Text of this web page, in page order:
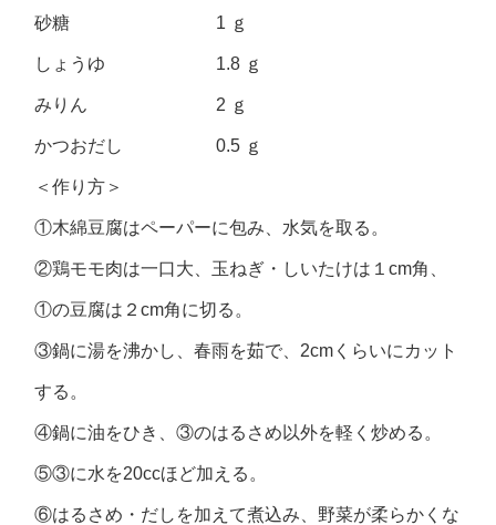
砂糖 1 ｇ
しょうゆ 1.8 ｇ
みりん 2 ｇ
かつおだし 0.5 ｇ
＜作り方＞
①木綿豆腐はペーパーに包み、水気を取る。
②鶏モモ肉は一口大、玉ねぎ・しいたけは１cm角、
①の豆腐は２cm角に切る。
③鍋に湯を沸かし、春雨を茹で、2cmくらいにカット
する。
④鍋に油をひき、③のはるさめ以外を軽く炒める。
⑤③に水を20ccほど加える。
⑥はるさめ・だしを加えて煮込み、野菜が柔らかくな